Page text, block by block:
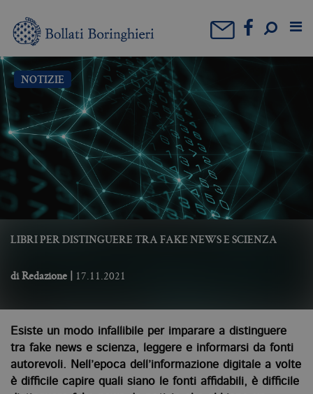
NOTIZIE
LIBRI PER DISTINGUERE TRA FAKE NEWS E SCIENZA
diRedazione | 17.11.2021
Esiste un modo infallibile per imparare a distinguere
tra fake news e scienza, leggere e informarsi da fonti
autorevoli. Nell’epoca dell’informazione digitale a volte
è difficile capire quali siano le fonti affidabili, è difficile